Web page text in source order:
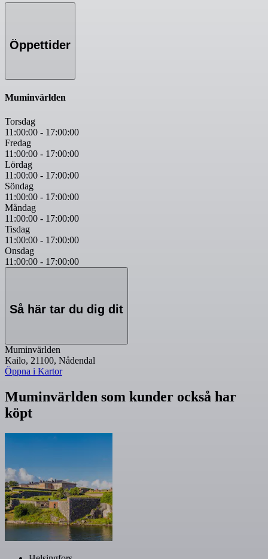
Öppettider
Muminvärlden
Torsdag
11:00:00 - 17:00:00
Fredag
11:00:00 - 17:00:00
Lördag
11:00:00 - 17:00:00
Söndag
11:00:00 - 17:00:00
Måndag
11:00:00 - 17:00:00
Tisdag
11:00:00 - 17:00:00
Onsdag
11:00:00 - 17:00:00
Så här tar du dig dit
Muminvärlden
Kailo, 21100, Nådendal
Öppna i Kartor
Muminvärlden som kunder också har
köpt